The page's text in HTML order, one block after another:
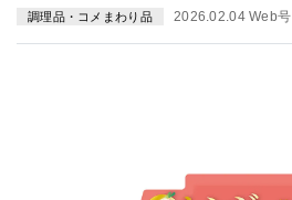
調理品・コメまわり品 2026.02.04 Web号